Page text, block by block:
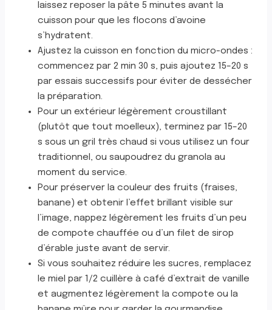
laissez reposer la pâte 5 minutes avant la
cuisson pour que les flocons d’avoine
s’hydratent.
Ajustez la cuisson en fonction du micro-ondes :
commencez par 2 min 30 s, puis ajoutez 15–20 s
par essais successifs pour éviter de dessécher
la préparation.
Pour un extérieur légèrement croustillant
(plutôt que tout moelleux), terminez par 15–20
s sous un gril très chaud si vous utilisez un four
traditionnel, ou saupoudrez du granola au
moment du service.
Pour préserver la couleur des fruits (fraises,
banane) et obtenir l’effet brillant visible sur
l’image, nappez légèrement les fruits d’un peu
de compote chauffée ou d’un filet de sirop
d’érable juste avant de servir.
Si vous souhaitez réduire les sucres, remplacez
le miel par 1/2 cuillère à café d’extrait de vanille
et augmentez légèrement la compote ou la